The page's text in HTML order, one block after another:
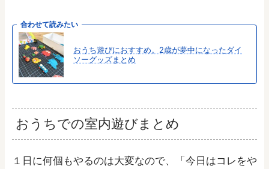
合わせて読みたい
おうち遊びにおすすめ。2歳が夢中になったダイ
ソーグッズまとめ
おうちでの室内遊びまとめ
１日に何個もやるのは大変なので、「今日はコレをや